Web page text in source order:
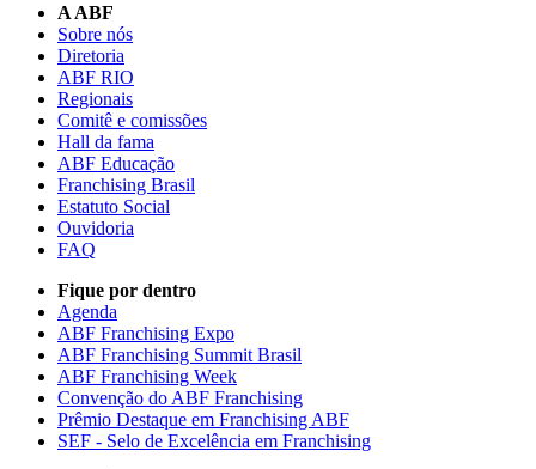
A ABF
Sobre nós
Diretoria
ABF RIO
Regionais
Comitê e comissões
Hall da fama
ABF Educação
Franchising Brasil
Estatuto Social
Ouvidoria
FAQ
Fique por dentro
Agenda
ABF Franchising Expo
ABF Franchising Summit Brasil
ABF Franchising Week
Convenção do ABF Franchising
Prêmio Destaque em Franchising ABF
SEF - Selo de Excelência em Franchising